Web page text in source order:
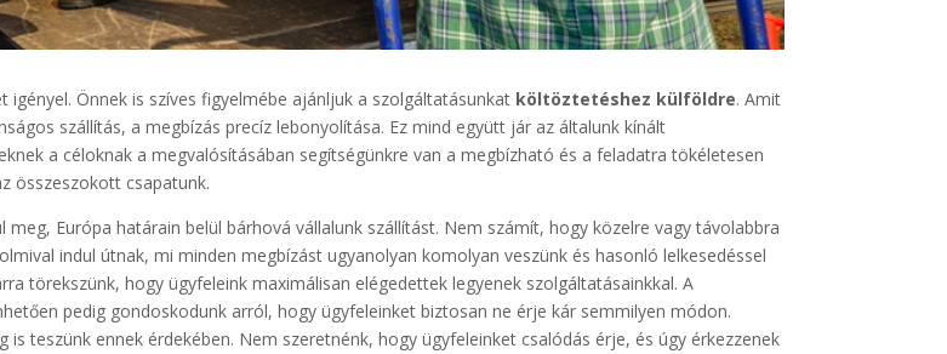
Önnek is szíves figyelmébe ajánljuk a szolgáltatásunkat költöztetéshez külföldre. Amit
szállítás, a megbízás precíz lebonyolítása. Ez mind együtt jár az általunk kínált
a céloknak a megvalósításában segítségünkre van a megbízható és a feladatra tökéletesen
összeszokott csapatunk.
meg, Európa határain belül bárhová vállalunk szállítást. Nem számít, hogy közelre vagy távolabbra
indul útnak, mi minden megbízást ugyanolyan komolyan veszünk és hasonló lelkesedéssel
törekszünk, hogy ügyfeleink maximálisan elégedettek legyenek szolgáltatásainkkal. A
pedig gondoskodunk arról, hogy ügyfeleinket biztosan ne érje kár semmilyen módon.
teszünk ennek érdekében. Nem szeretnénk, hogy ügyfeleinket csalódás érje, és úgy érkezzenek